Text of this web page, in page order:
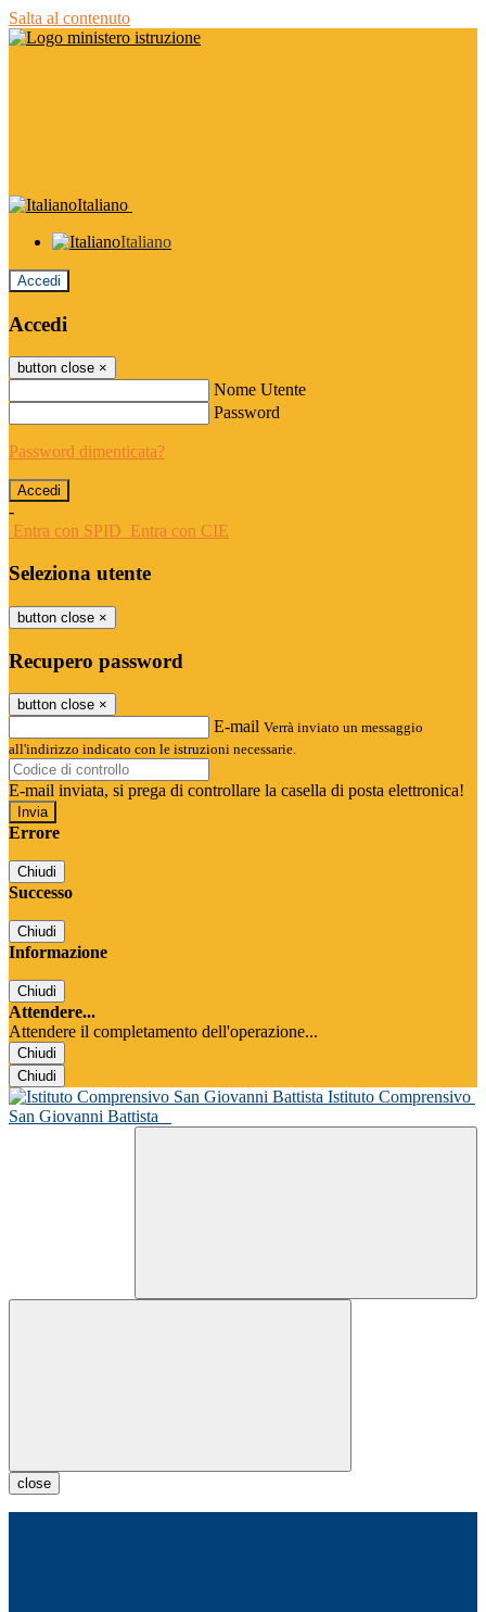
Salta al contenuto
Italiano
Italiano
Accedi
Accedi
button close ×
Nome Utente
Password
Password dimenticata?
-
Entra con SPID Entra con CIE
Seleziona utente
button close ×
Recupero password
button close ×
E-mail Verrà inviato un messaggio
all'indirizzo indicato con le istruzioni necessarie.
E-mail inviata, si prega di controllare la casella di posta elettronica!
Errore
Chiudi
Successo
Chiudi
Informazione
Chiudi
Attendere...
Attendere il completamento dell'operazione...
Chiudi
Chiudi
Istituto Comprensivo
San Giovanni Battista
close